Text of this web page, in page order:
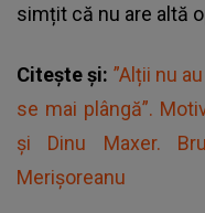
simțit că nu are altă
Citește și: ”Alții nu
se mai plângă”.
și Dinu Maxer.
Merișoreanu